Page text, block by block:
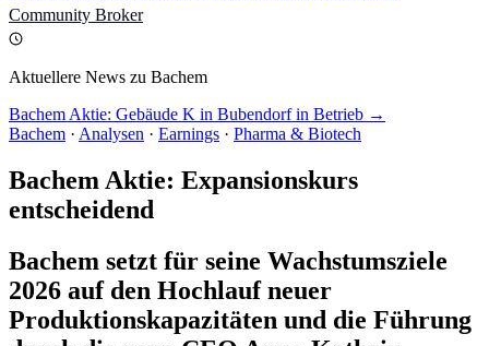
Community Broker
Aktuellere News zu Bachem
Bachem Aktie: Gebäude K in Bubendorf in Betrieb →
Bachem · Analysen · Earnings · Pharma & Biotech
Bachem Aktie: Expansionskurs
entscheidend
Bachem setzt für seine Wachstumsziele
2026 auf den Hochlauf neuer
Produktionskapazitäten und die Führung